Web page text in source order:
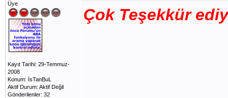
Üye
Kayıt Tarihi: 29-Temmuz-
2008
Konum: İsTanBuL
Aktif Durum: Aktif Değil
Gönderilenler: 32
Çok Teşekkür